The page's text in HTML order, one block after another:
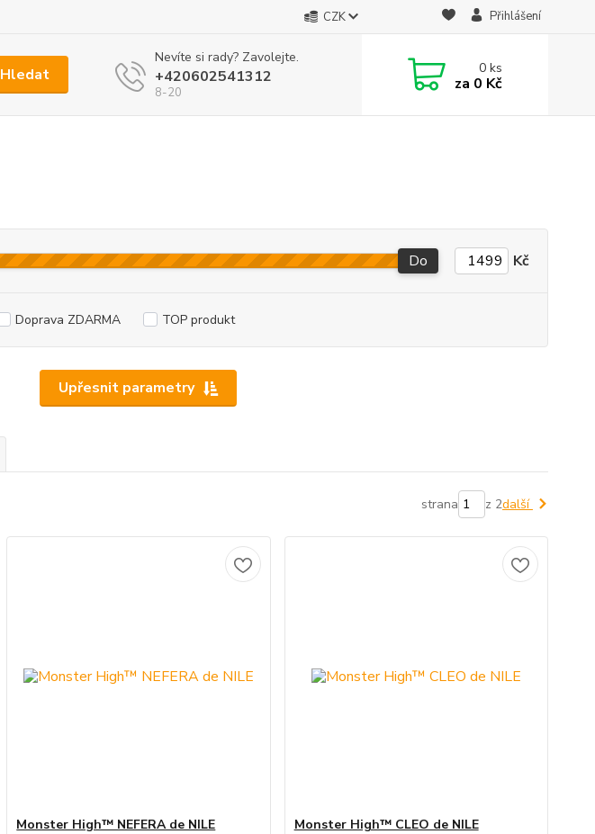
CZK Přihlášení
Hledat
Nevíte si rady? Zavolejte.
+420602541312
8-20
0ks
za 0 Kč
Upřesnit parametry
Do Kč
Doprava ZDARMA TOP produkt
strana z 2další
Monster High™ NEFERA de NILE Monster High™ CLEO de NILE